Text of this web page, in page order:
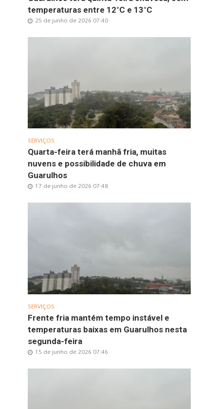
temperaturas entre 12°C e 13°C
25 de junho de 2026 07:40
SERVIÇOS
Quarta-feira terá manhã fria, muitas
nuvens e possibilidade de chuva em
Guarulhos
17 de junho de 2026 07:48
SERVIÇOS
Frente fria mantém tempo instável e
temperaturas baixas em Guarulhos nesta
segunda-feira
15 de junho de 2026 07:46